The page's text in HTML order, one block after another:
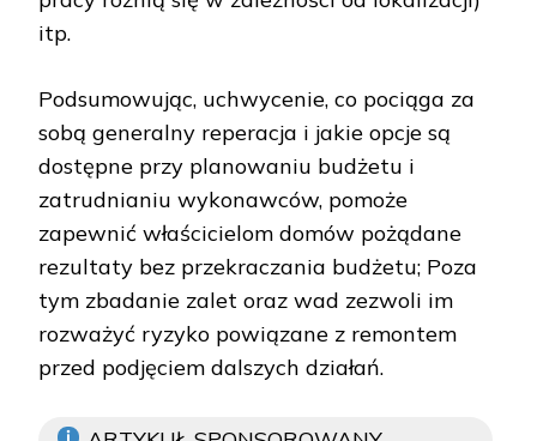
itp.
Podsumowując, uchwycenie, co pociąga za
sobą generalny reperacja i jakie opcje są
dostępne przy planowaniu budżetu i
zatrudnianiu wykonawców, pomoże
zapewnić właścicielom domów pożądane
rezultaty bez przekraczania budżetu; Poza
tym zbadanie zalet oraz wad zezwoli im
rozważyć ryzyko powiązane z remontem
przed podjęciem dalszych działań.